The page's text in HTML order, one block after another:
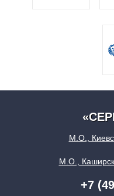
М.О.,
М.О.,
+7